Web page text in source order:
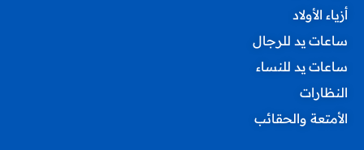
أزياء الأولاد
ساعات يد للرجال
ساعات يد للنساء
النظارات
الأمتعة والحقائب